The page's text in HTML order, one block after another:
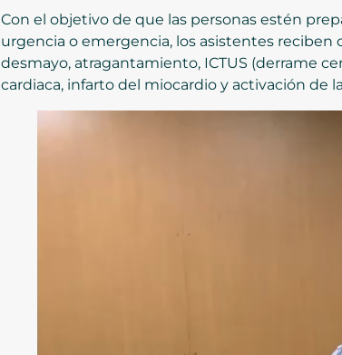
Con el objetivo de que las personas estén
urgencia o emergencia, los asistentes
desmayo, atragantamiento, ICTUS (derrame
cardiaca, infarto del miocardio y activación de